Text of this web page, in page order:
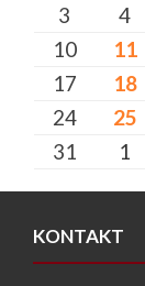
3
4
10
11
17
18
24
25
31
1
KONTAKT